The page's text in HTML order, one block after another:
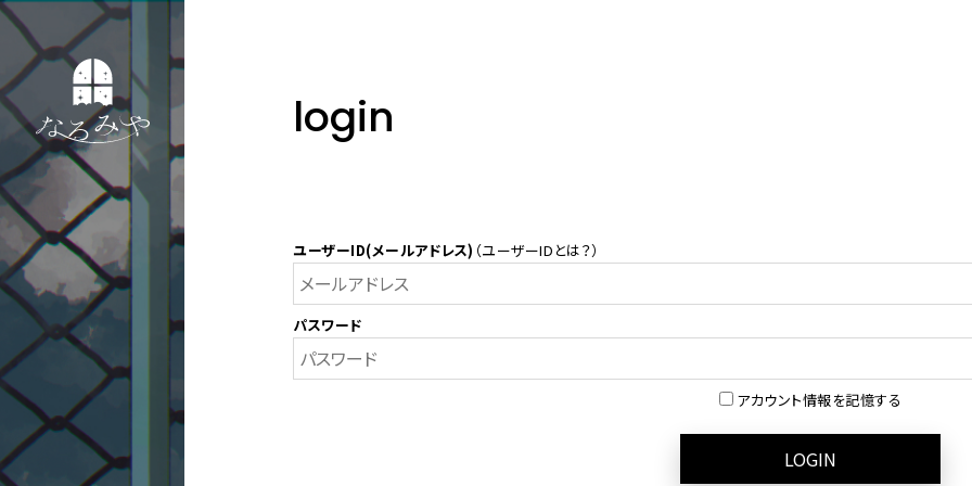
login
ユーザーID(メールアドレス) （ユーザーIDとは？）
パスワード
アカウント情報を記憶する
LOGIN